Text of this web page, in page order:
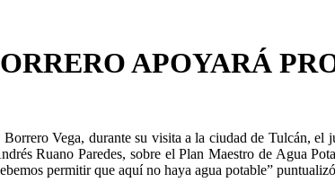
APOYARÁ
Vega, durante su visita a la ciudad de Tulcán,
Ruano Paredes, sobre el Plan Maestro de Agua
permitir que aquí no haya agua potable”